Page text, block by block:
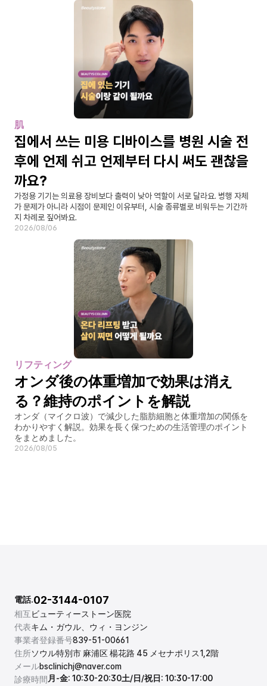
肌
집에서 쓰는 미용 디바이스를 병원 시술 전
후에 언제 쉬고 언제부터 다시 써도 괜찮을
까요?
가정용 기기는 의료용 장비보다 출력이 낮아 역할이 서로 달라요. 병행 자체
가 문제가 아니라 시점이 문제인 이유부터, 시술 종류별로 비워두는 기간까
지 차례로 짚어봐요.
2026/08/06
リフティング
オンダ後の体重増加で効果は消え
る？維持のポイントを解説
オンダ（マイクロ波）で減少した脂肪細胞と体重増加の関係を
わかりやすく解説。効果を長く保つための生活管理のポイント
をまとめました。
2026/08/05
相互ビューティーストーン医院
代表キム・ガウル、ウィ・ヨンジン
事業者登録番号839-51-00661
住所ソウル特別市 麻浦区 楊花路 45 メセナポリス1,2階
メールbsclinichj@naver.com
診療時間 月-金: 10:30-20:30土/日/祝日: 10:30-17:00
電話.02-3144-0107